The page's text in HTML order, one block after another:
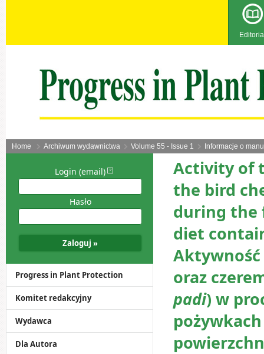
Home Archiwum wydawnictwa Volume 55 - Issue 1 Informacje o
Login (email)
Hasło
Progress in Plant Protection
Komitet redakcyjny
Wydawca
Dla Autora
Activity of
the bird
during the
diet
Aktywność
oraz
padi) w